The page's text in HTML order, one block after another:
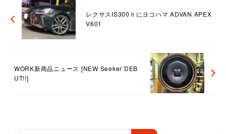
レクサスIS300ｈにヨコハマ ADVAN APEX
V601
WORK新商品ニュース [NEW Seeker DEB
UT!!]